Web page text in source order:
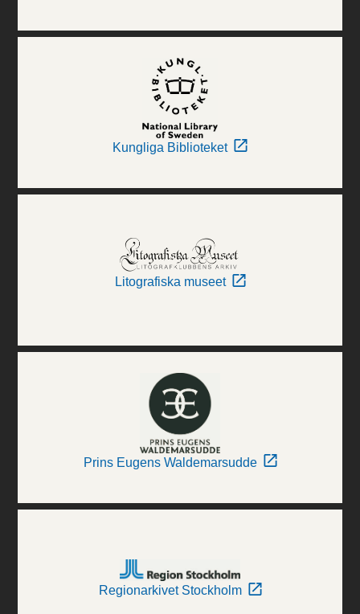
Kungliga Biblioteket
Litografiska museet
Prins Eugens Waldemarsudde
Regionarkivet Stockholm